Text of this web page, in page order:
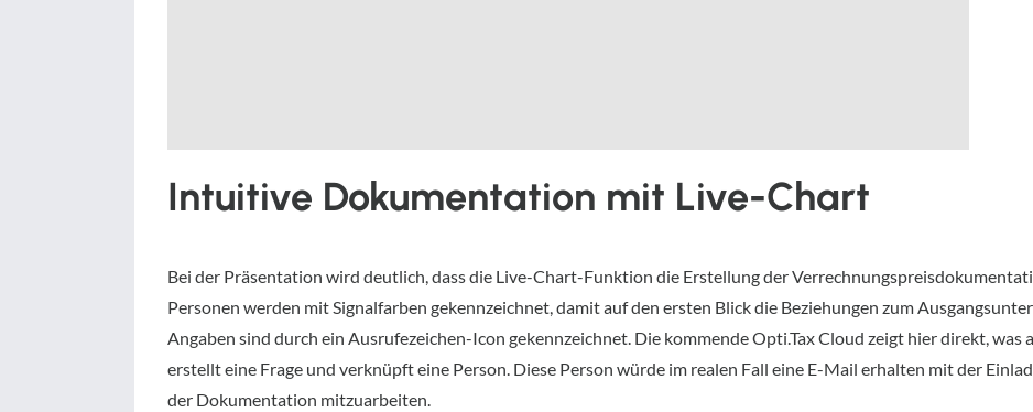
Intuitive Dokumentation mit Live-Chart
Bei der Präsentation wird deutlich, dass die Live-Chart-Funktion die Erstellung der
Personen werden mit Signalfarben gekennzeichnet, damit auf den ersten Blick die Beziehungen zum
Angaben sind durch ein Ausrufezeichen-Icon gekennzeichnet. Die kommende Opti.Tax Cloud zeigt hier direkt, was
erstellt eine Frage und verknüpft eine Person. Diese Person würde im realen Fall eine E-Mail erhalten mit der
der Dokumentation mitzuarbeiten.